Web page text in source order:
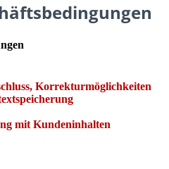
Korrekturmöglichkeiten
mit Kundeninhalten